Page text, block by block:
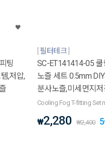
팅
,저압,
필터테크
SC-ET141414-05 쿨
노즐 세트 0.5mm
분사노즐,미세먼지
Cooling Fog T-fitting Set
₩2,280 ₩2,400 5